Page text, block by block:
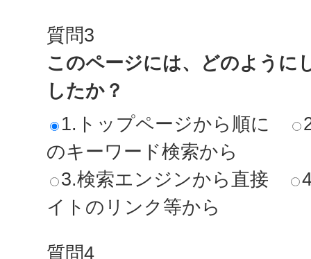
質問3
このページには、どのように
したか？
1.トップページから順に
のキーワード検索から
3.検索エンジンから直接
イトのリンク等から
質問4